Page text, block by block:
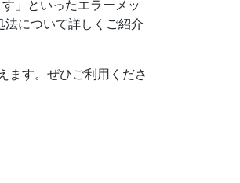
」といったエラーメッ
について詳しくご紹介
ます。ぜひご利用くださ